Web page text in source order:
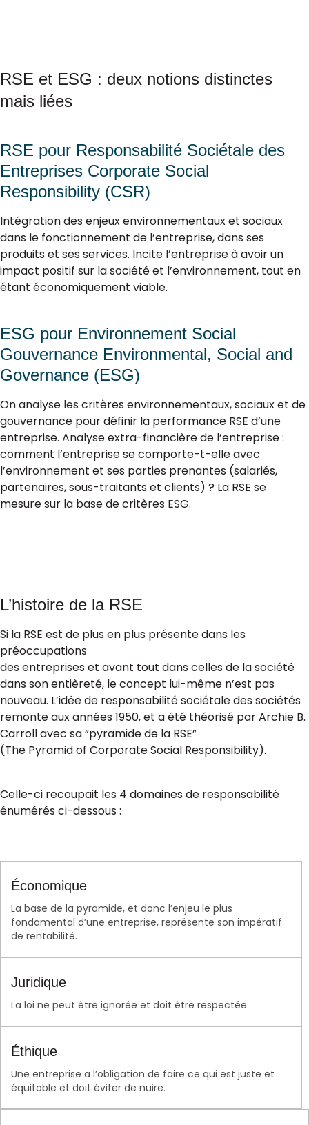
RSE et ESG : deux notions distinctes
mais liées
RSE pour Responsabilité Sociétale des
Entreprises Corporate Social
Responsibility (CSR)
Intégration des enjeux environnementaux et sociaux
dans le fonctionnement de l’entreprise, dans ses
produits et ses services. Incite l’entreprise à avoir un
impact positif sur la société et l’environnement, tout en
étant économiquement viable.
ESG pour Environnement Social
Gouvernance Environmental, Social and
Governance (ESG)
On analyse les critères environnementaux, sociaux et de
gouvernance pour définir la performance RSE d’une
entreprise. Analyse extra-financière de l’entreprise :
comment l’entreprise se comporte-t-elle avec
l’environnement et ses parties prenantes (salariés,
partenaires, sous-traitants et clients) ? La RSE se
mesure sur la base de critères ESG.
L’histoire de la RSE
Si la RSE est de plus en plus présente dans les
préoccupations
des entreprises et avant tout dans celles de la société
dans son entièreté, le concept lui-même n’est pas
nouveau. L’idée de responsabilité sociétale des sociétés
remonte aux années 1950, et a été théorisé par Archie B.
Carroll avec sa “pyramide de la RSE”
(The Pyramid of Corporate Social Responsibility).
Celle-ci recoupait les 4 domaines de responsabilité
énumérés ci-dessous :
Économique
La base de la pyramide, et donc l’enjeu le plus
fondamental d’une entreprise, représente son impératif
de rentabilité.
Juridique​
La loi ne peut être ignorée et doit être respectée.
Éthique
Une entreprise a l’obligation de faire ce qui est juste et
équitable et doit éviter de nuire.